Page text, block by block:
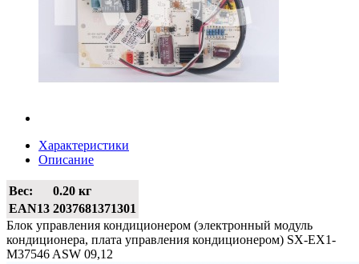
Характеристики
Описание
Вес:
0.20 кг
EAN13 2037681371301
Блок управления кондиционером (электронный модуль
кондиционера, плата управления кондиционером) SX-EX1-
M37546 ASW 09,12